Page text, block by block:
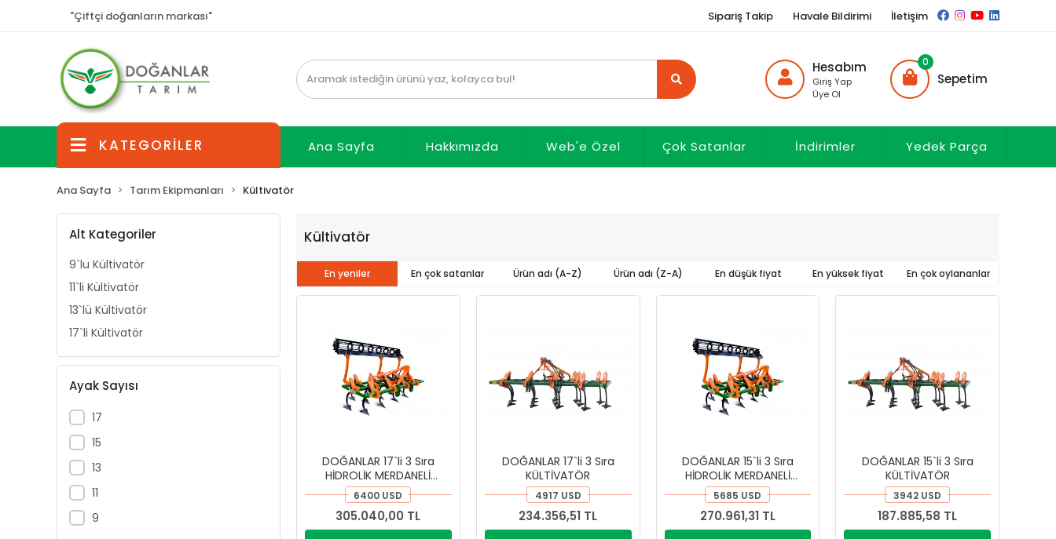
"Çiftçi doğanların markası" Sipariş Takip Havale Bildirimi İletişim
Hesabım
Giriş Yap
Üye Ol
Sepetim
0
KATEGORİLER Ana Sayfa Hakkımızda Web'e Özel Çok Satanlar İndirimler Yedek Parça
Ana Sayfa Tarım Ekipmanları Kültivatör
Alt Kategoriler
9`lu Kültivatör
11`li Kültivatör
13`lü Kültivatör
17`li Kültivatör
Ayak Sayısı
17
15
13
11
9
Kültivatör
En yeniler En çok satanlar Ürün adı (A-Z) Ürün adı (Z-A) En düşük fiyat En yüksek fiyat En çok oylananlar
DOĞANLAR 17`li 3 Sıra
HİDROLİK MERDANELİ
KÜLTİVATÖR
6400 USD
305.040,00 TL
DOĞANLAR 17`li 3 Sıra
KÜLTİVATÖR
4917 USD
234.356,51 TL
DOĞANLAR 15`li 3 Sıra
HİDROLİK MERDANELİ
KÜLTİVATÖR
5685 USD
270.961,31 TL
DOĞANLAR 15`li 3 Sıra
KÜLTİVATÖR
3942 USD
187.885,58 TL